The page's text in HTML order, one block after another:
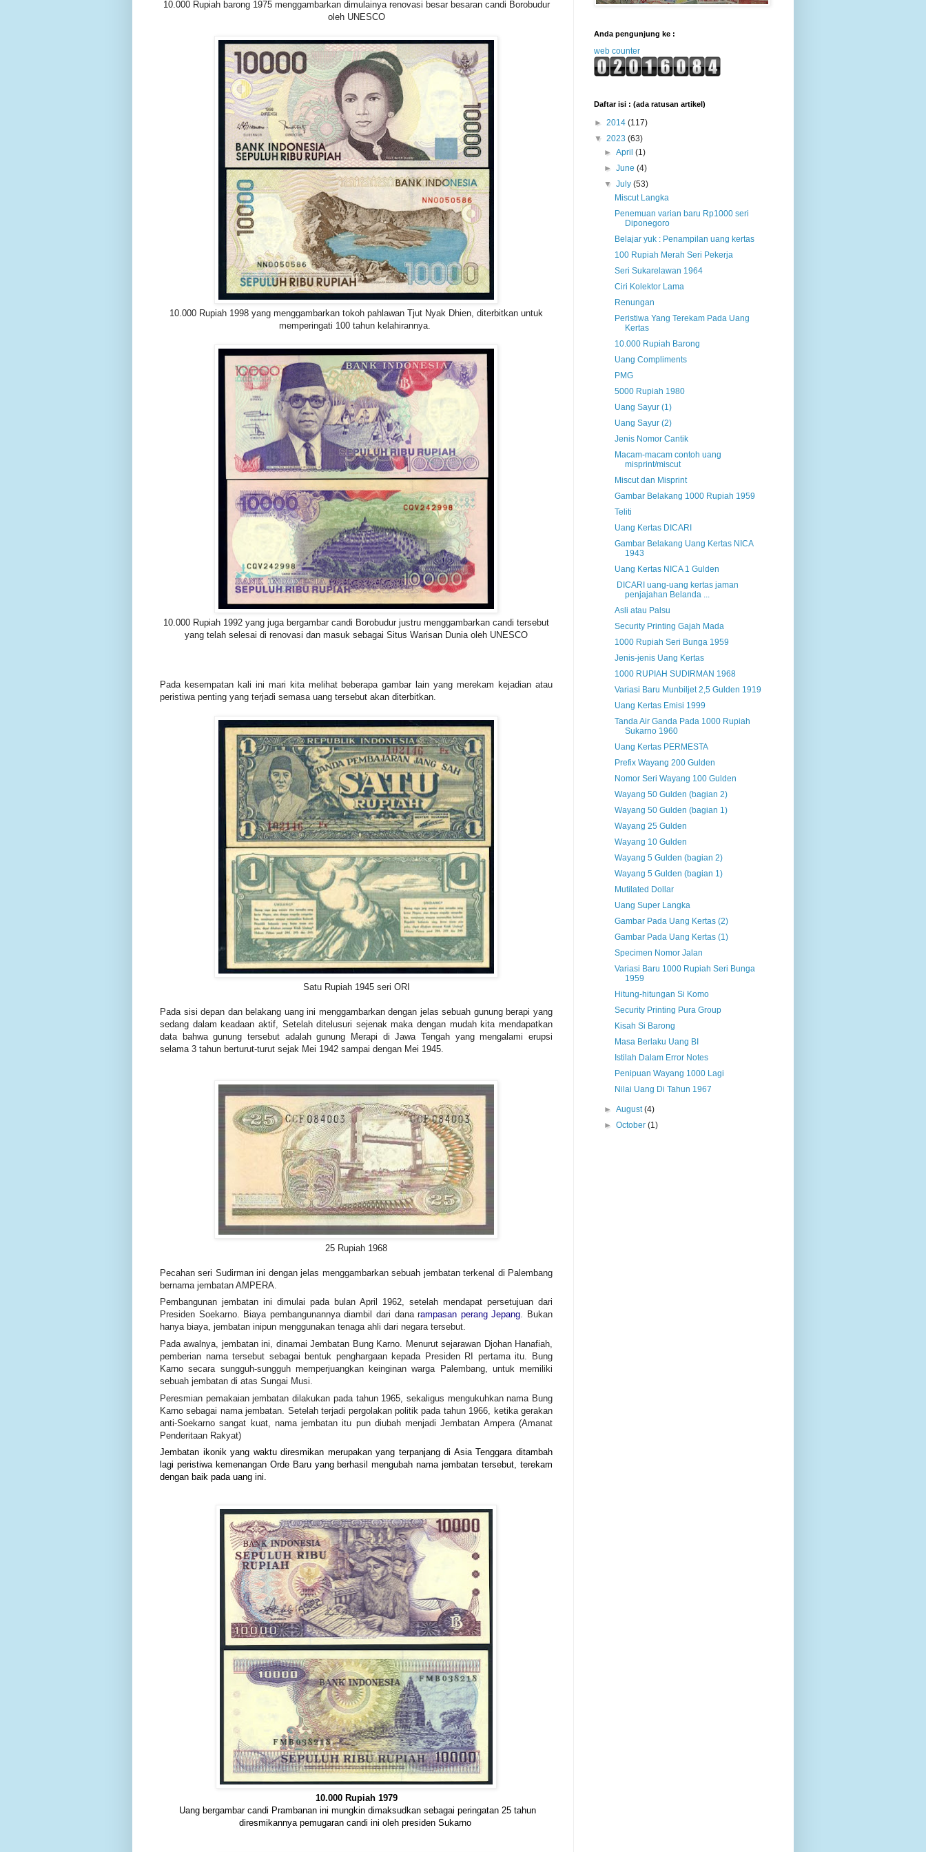
10.000 Rupiah barong 1975 menggambarkan dimulainya renovasi besar besaran candi Borobudur
oleh UNESCO
10.000 Rupiah 1998 yang menggambarkan tokoh pahlawan Tjut Nyak Dhien, diterbitkan untuk
memperingati 100 tahun kelahirannya.
10.000 Rupiah 1992 yang juga bergambar candi Borobudur justru menggambarkan candi tersebut
yang telah selesai di renovasi dan masuk sebagai Situs Warisan Dunia oleh UNESCO
Pada kesempatan kali ini mari kita melihat beberapa gambar lain yang merekam kejadian atau
peristiwa penting yang terjadi semasa uang tersebut akan diterbitkan.
Satu Rupiah 1945 seri ORI
Pada sisi depan dan belakang uang ini menggambarkan dengan jelas sebuah gunung berapi yang
sedang dalam keadaan aktif, Setelah ditelusuri sejenak maka dengan mudah kita mendapatkan
data bahwa gunung tersebut adalah gunung Merapi di Jawa Tengah yang mengalami erupsi
selama 3 tahun berturut-turut sejak Mei 1942 sampai dengan Mei 1945.
25 Rupiah 1968
Pecahan seri Sudirman ini dengan jelas menggambarkan sebuah jembatan terkenal di Palembang
bernama jembatan AMPERA.
Pembangunan jembatan ini dimulai pada bulan April 1962, setelah mendapat persetujuan dari
Presiden Soekarno. Biaya pembangunannya diambil dari dana rampasan perang Jepang. Bukan
hanya biaya, jembatan inipun menggunakan tenaga ahli dari negara tersebut.
Pada awalnya, jembatan ini, dinamai Jembatan Bung Karno. Menurut sejarawan Djohan Hanafiah,
pemberian nama tersebut sebagai bentuk penghargaan kepada Presiden RI pertama itu. Bung
Karno secara sungguh-sungguh memperjuangkan keinginan warga Palembang, untuk memiliki
sebuah jembatan di atas Sungai Musi.
Peresmian pemakaian jembatan dilakukan pada tahun 1965, sekaligus mengukuhkan nama Bung
Karno sebagai nama jembatan. Setelah terjadi pergolakan politik pada tahun 1966, ketika gerakan
anti-Soekarno sangat kuat, nama jembatan itu pun diubah menjadi Jembatan Ampera (Amanat
Penderitaan Rakyat)
Jembatan ikonik yang waktu diresmikan merupakan yang terpanjang di Asia Tenggara ditambah
lagi peristiwa kemenangan Orde Baru yang berhasil mengubah nama jembatan tersebut, terekam
dengan baik pada uang ini.
10.000 Rupiah 1979
Uang bergambar candi Prambanan ini mungkin dimaksudkan sebagai peringatan 25 tahun
diresmikannya pemugaran candi ini oleh presiden Sukarno
Anda pengunjung ke :
web counter
Daftar isi : (ada ratusan artikel)
► 2014 (117)
▼ 2023 (63)
►April(1)
►June(4)
▼July(53)
Miscut Langka
Penemuan varian baru Rp1000 seri
Diponegoro
Belajar yuk : Penampilan uang kertas
100 Rupiah Merah Seri Pekerja
Seri Sukarelawan 1964
Ciri Kolektor Lama
Renungan
Peristiwa Yang Terekam Pada Uang
Kertas
10.000 Rupiah Barong
Uang Compliments
PMG
5000 Rupiah 1980
Uang Sayur (1)
Uang Sayur (2)
Jenis Nomor Cantik
Macam-macam contoh uang
misprint/miscut
Miscut dan Misprint
Gambar Belakang 1000 Rupiah 1959
Teliti
Uang Kertas DICARI
Gambar Belakang Uang Kertas NICA
1943
Uang Kertas NICA 1 Gulden
DICARI uang-uang kertas jaman
penjajahan Belanda ...
Asli atau Palsu
Security Printing Gajah Mada
1000 Rupiah Seri Bunga 1959
Jenis-jenis Uang Kertas
1000 RUPIAH SUDIRMAN 1968
Variasi Baru Munbiljet 2,5 Gulden 1919
Uang Kertas Emisi 1999
Tanda Air Ganda Pada 1000 Rupiah
Sukarno 1960
Uang Kertas PERMESTA
Prefix Wayang 200 Gulden
Nomor Seri Wayang 100 Gulden
Wayang 50 Gulden (bagian 2)
Wayang 50 Gulden (bagian 1)
Wayang 25 Gulden
Wayang 10 Gulden
Wayang 5 Gulden (bagian 2)
Wayang 5 Gulden (bagian 1)
Mutilated Dollar
Uang Super Langka
Gambar Pada Uang Kertas (2)
Gambar Pada Uang Kertas (1)
Specimen Nomor Jalan
Variasi Baru 1000 Rupiah Seri Bunga
1959
Hitung-hitungan Si Komo
Security Printing Pura Group
Kisah Si Barong
Masa Berlaku Uang BI
Istilah Dalam Error Notes
Penipuan Wayang 1000 Lagi
Nilai Uang Di Tahun 1967
►August(4)
►October(1)